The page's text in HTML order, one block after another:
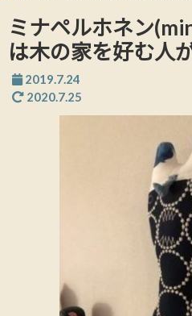
ミナペルホネン
は木の家を好む人
2019.7.24
2020.7.25